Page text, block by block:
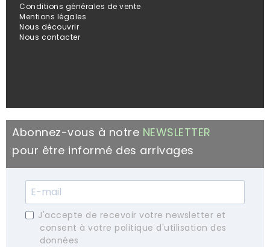
Conditions générales de vente
Mentions légales
Nous découvrir
Nous contacter
Abonnez-vous à notre NEWSLETTER
pour être informé des arrivages
J'accepte de recevoir votre newsletter et
consent à votre politique d'utilisation des
données